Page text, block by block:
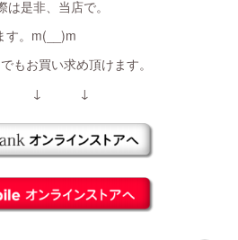
是非、当店で。
す。m(__)m
もお買い求め頂けます。
↓ ↓